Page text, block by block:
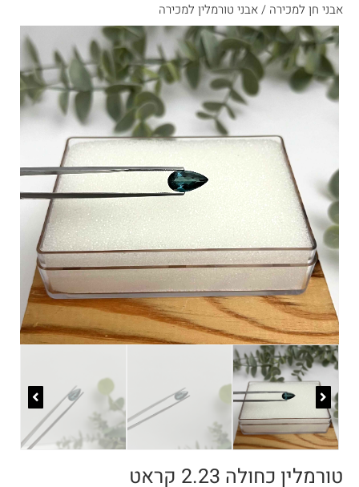
אבני חן למכירה /אבני טורמלין למכירה
טורמלין כחולה 2.23 קראט